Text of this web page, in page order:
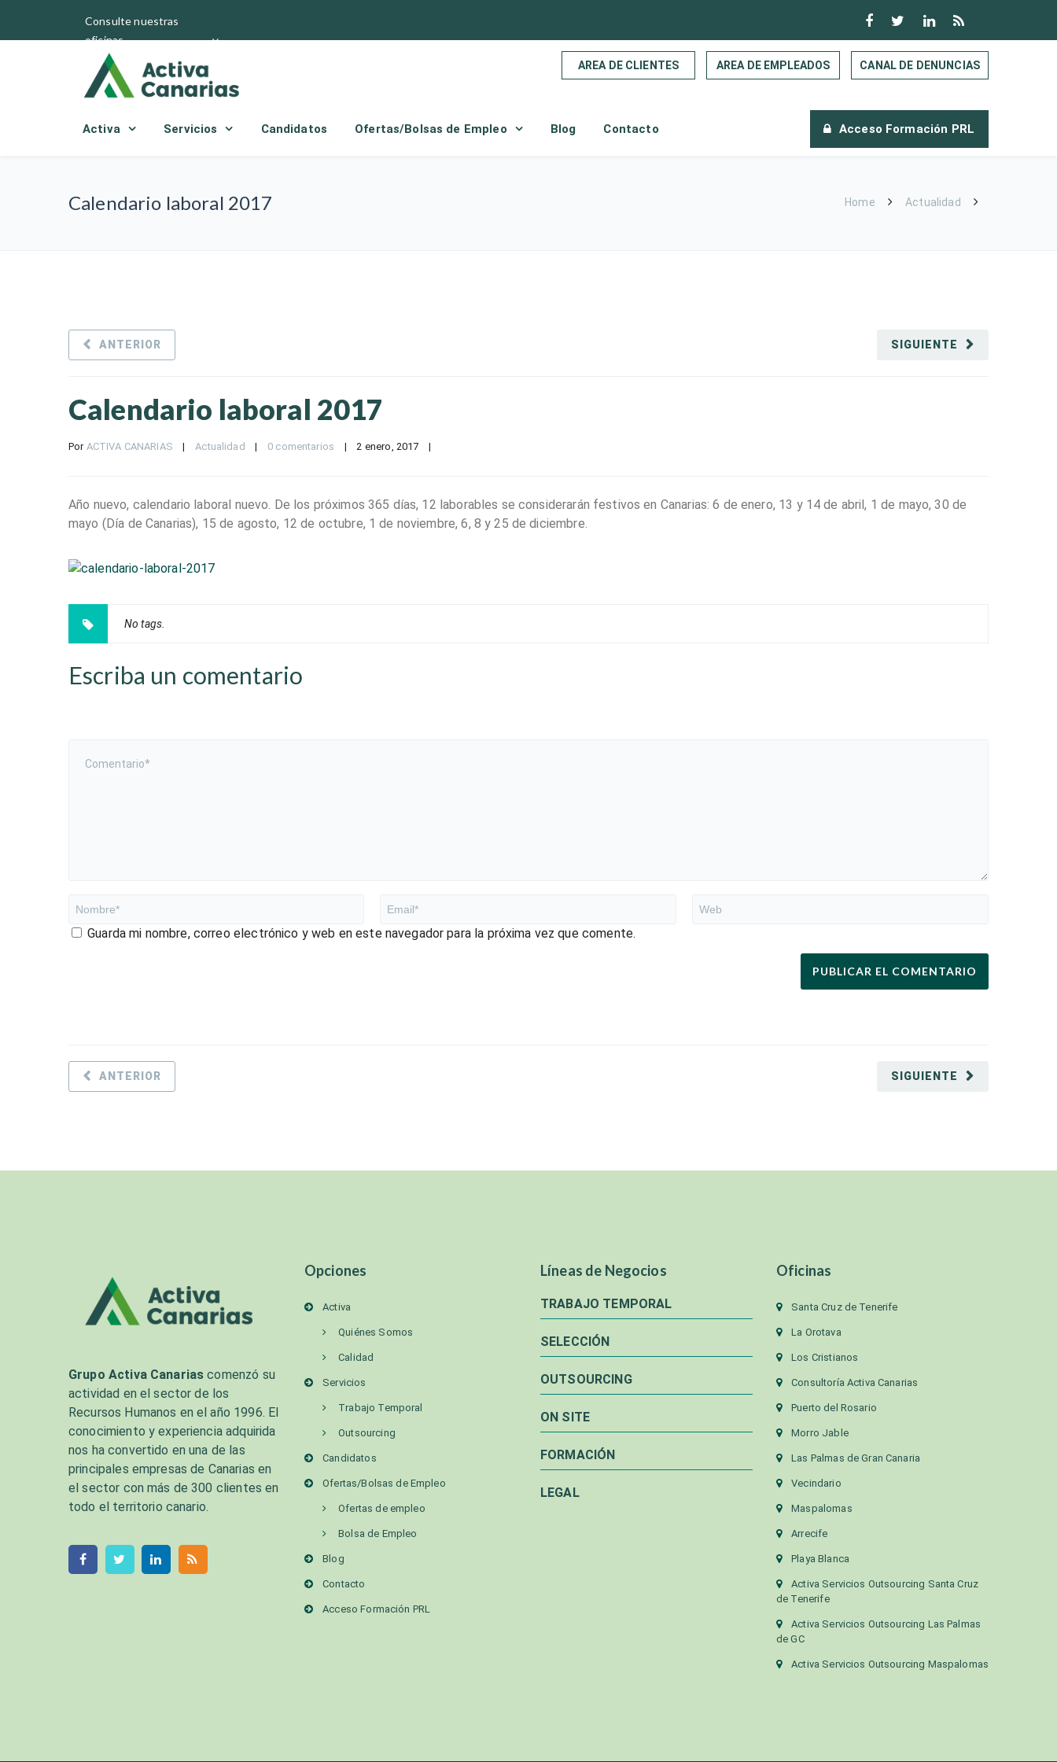
Consulte nuestras
oficinas
AREA DE CLIENTES AREA DE EMPLEADOS CANAL DE DENUNCIAS
Activa Servicios Candidatos Ofertas/Bolsas de Empleo Blog Contacto Acceso Formación PRL
Calendario laboral 2017 Home Actualidad
SIGUIENTE
ANTERIOR
Calendario laboral 2017
Por ACTIVA CANARIAS | Actualidad | 0 comentarios | 2 enero, 2017 |
Año nuevo, calendario laboral nuevo. De los próximos 365 días, 12 laborables se considerarán festivos en Canarias: 6 de enero, 13 y 14 de abril, 1 de mayo, 30 de
mayo (Día de Canarias), 15 de agosto, 12 de octubre, 1 de noviembre, 6, 8 y 25 de diciembre.
No tags.
Escriba un comentario
Guarda mi nombre, correo electrónico y web en este navegador para la próxima vez que comente.
SIGUIENTE
ANTERIOR
Grupo Activa Canarias comenzó su
actividad en el sector de los
Recursos Humanos en el año 1996. El
conocimiento y experiencia adquirida
nos ha convertido en una de las
principales empresas de Canarias en
el sector con más de 300 clientes en
todo el territorio canario.
Opciones
Activa
Quiénes Somos
Calidad
Servicios
Trabajo Temporal
Outsourcing
Candidatos
Ofertas/Bolsas de Empleo
Ofertas de empleo
Bolsa de Empleo
Blog
Contacto
Acceso Formación PRL
Líneas de Negocios
TRABAJO TEMPORAL
SELECCIÓN
OUTSOURCING
ON SITE
FORMACIÓN
LEGAL
Oficinas
Santa Cruz de Tenerife
La Orotava
Los Cristianos
Consultoría Activa Canarias
Puerto del Rosario
Morro Jable
Las Palmas de Gran Canaria
Vecindario
Maspalomas
Arrecife
Playa Blanca
Activa Servicios Outsourcing Santa Cruz
de Tenerife
Activa Servicios Outsourcing Las Palmas
de GC
Activa Servicios Outsourcing Maspalomas